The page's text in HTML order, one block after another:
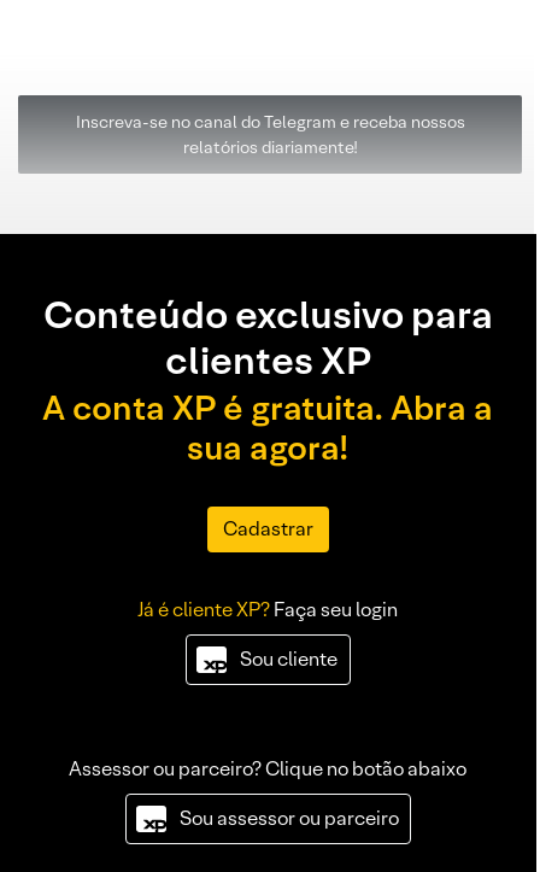
Inscreva-se no canal do Telegram e receba nossos
relatórios diariamente!
Conteúdo exclusivo para
clientes XP
A conta XP é gratuita. Abra a
sua agora!
Cadastrar
Já é cliente XP?Faça seu login
Sou cliente
Assessor ou parceiro? Clique no botão abaixo
Sou assessor ou parceiro